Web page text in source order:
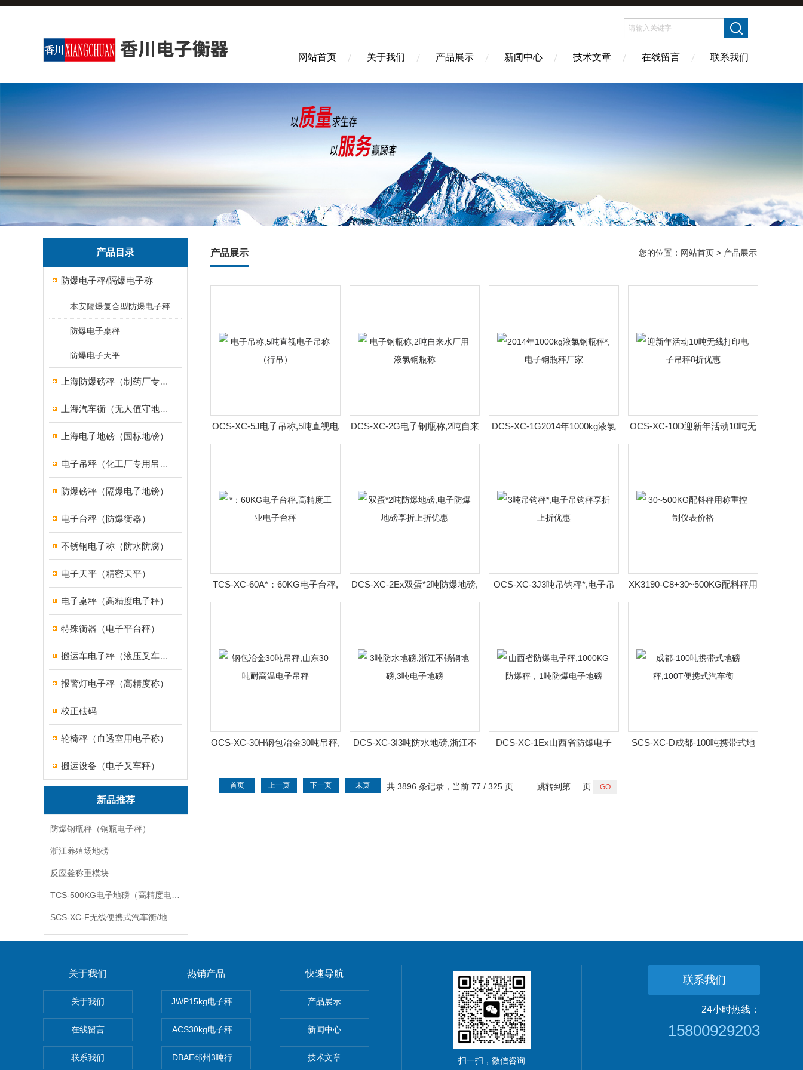
网站首页 关于我们 产品展示 新闻中心 技术文章 在线留言 联系我们
产品目录
防爆电子秤/隔爆电子称
本安隔爆复合型防爆电子秤
防爆电子桌秤
防爆电子天平
上海防爆磅秤（制药厂专用）
上海汽车衡（无人值守地磅）
上海电子地磅（国标地磅）
电子吊秤（化工厂专用吊秤）
防爆磅秤（隔爆电子地镑）
电子台秤（防爆衡器）
不锈钢电子称（防水防腐）
电子天平（精密天平）
电子桌秤（高精度电子秤）
特殊衡器（电子平台秤）
搬运车电子秤（液压叉车电子称）
报警灯电子秤（高精度称）
校正砝码
轮椅秤（血透室用电子称）
搬运设备（电子叉车秤）
新品推荐
防爆钢瓶秤（钢瓶电子秤）
浙江养殖场地磅
反应釜称重模块
产品展示 您的位置： 网站首页 > 产品展示
OCS-XC-5J电子吊称,5吨直视电
子吊称（行吊）
DCS-XC-2G电子钢瓶称,2吨自来
水厂用液氯钢瓶称
DCS-XC-1G2014年1000kg液氯
钢瓶秤*,电子钢瓶秤厂家
OCS-XC-10D迎新年活动10吨无
线打印电子吊秤8折优惠
TCS-XC-60A*：60KG电子台秤,
高精度工业电子台秤
DCS-XC-2Ex双蛋*2吨防爆地磅,
电子防爆地磅享折上折优惠
OCS-XC-3J3吨吊钩秤*,电子吊
钩秤享折上折优惠
XK3190-C8+30~500KG配料秤用
称重控制仪表价格
OCS-XC-30H钢包冶金30吨吊秤,
DCS-XC-3I3吨防水地磅,浙江不
DCS-XC-1Ex山西省防爆电子
SCS-XC-D成都-100吨携带式地
共 3896 条记录，当前 77 / 325 页
首页 上一页 下一页 末页 跳转到第 页
关于我们
关于我们
在线留言
联系我们
热销产品
JWP15kg电子秤价格,15公斤电子秤价钱,15KG电子称报价
ACS30kg电子秤价格,30公斤电子秤价钱,30KG电子称报价
DBAE邳州3吨行车电子吊秤、常州10吨行车电子吊秤、金坛15吨电子吊钩秤厂价优惠
快速导航
产品展示
新闻中心
技术文章 扫一扫，微信咨询
联系我们
24小时热线：
15800929203